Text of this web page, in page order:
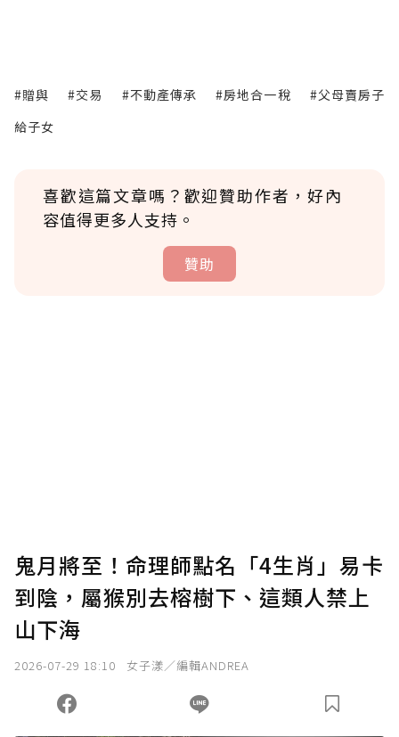
#贈與 #交易 #不動產傳承 #房地合一稅
#父母賣房子
給子女
喜歡這篇文章嗎？歡迎贊助作者，好內
容值得更多人支持。
贊助
確認送出
您當前剩餘 U 利點數：0點；前往 購買點數
鬼月將至！命理師點名「4生肖」易卡
到陰，屬猴別去榕樹下、這類人禁上
山下海
2026-07-29 18:10 女子漾／編輯ANDREA